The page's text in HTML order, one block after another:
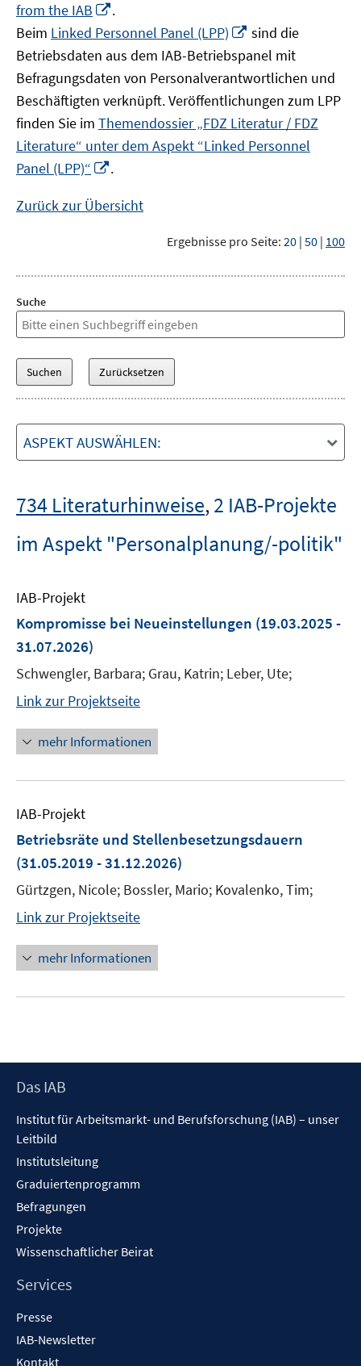
from the IAB
neuem
Fenster
öffnen
.
Beim Linked Personnel Panel (LPP)
In
neuem
Fenster
öffnen
sind die
Betriebsdaten aus dem IAB-Betriebspanel mit
Befragungsdaten von Personalverantwortlichen und
Beschäftigten verknüpft. Veröffentlichungen zum LPP
finden Sie im Themendossier „FDZ Literatur / FDZ
Literature“ unter dem Aspekt “Linked Personnel
Panel (LPP)“
Fenster
.
Zurück zur Übersicht
Ergebnisse pro Seite: 20 | 50 | 100
Suche
ASPEKT AUSWÄHLEN:
734 Literaturhinweise,2 IAB-Projekte
im Aspekt "Personalplanung/-politik"
IAB-Projekt
Kompromisse bei Neueinstellungen (19.03.2025 -
31.07.2026)
Schwengler, Barbara; Grau, Katrin; Leber, Ute;
Link zur Projektseite
mehr Informationen
IAB-Projekt
Betriebsräte und Stellenbesetzungsdauern
(31.05.2019 - 31.12.2026)
Gürtzgen, Nicole; Bossler, Mario; Kovalenko, Tim;
Link zur Projektseite
mehr Informationen
Footer
Das IAB
Institut für Arbeitsmarkt- und Berufsforschung (IAB) – unser
Leitbild
Institutsleitung
Graduiertenprogramm
Befragungen
Projekte
Wissenschaftlicher Beirat
Services
Presse
IAB-Newsletter
Kontakt